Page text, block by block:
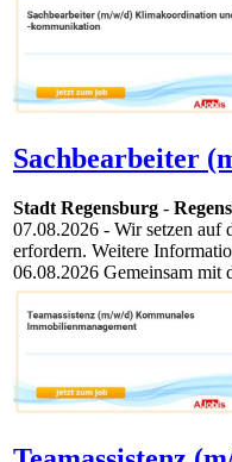
Sachbearbeiter
Stadt Regensburg -
07.08.2026 - Wir setzen auf
erfordern. Weitere
06.08.2026 Gemeinsam mit